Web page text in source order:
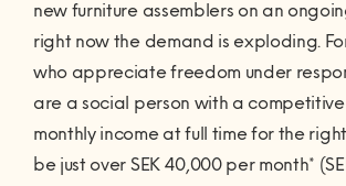
Tak
Kommoder, skåp och
speglar
Varmvattenberedare
VVS-service
WC
Lampor
Strömbrytare, uttag och
Utomhusinstallationer
Köp presentkort
Lös in presentkort
Om våra tjänster
Kundtjänstens öppettider
Allmänna villkor
Hantering av personuppgifter
Om Hemfixarna
Fixarbloggen
Om oss
Jobba som Fixare
Privat med lön
new furniture assemblers on an
right now the demand is exploding.
who appreciate freedom under
are a social person with a
monthly income at full time for the
be just over SEK 40,000 per month*